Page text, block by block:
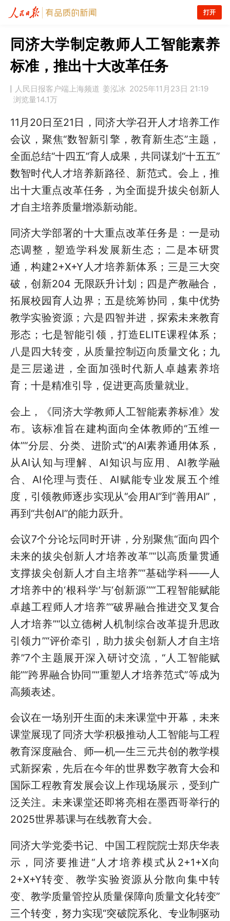
打开
同济大学制定教师人工智能素养
标准，推出十大改革任务
人民日报客户端上海频道 姜泓冰 2025年11月23日 21:19
浏览量14.1万
11月20日至21日，同济大学召开人才培养工作
会议，聚焦“数智新引擎，教育新生态”主题，
全面总结“十四五”育人成果，共同谋划“十五五”
数智时代人才培养新路径、新范式。会上，推
出十大重点改革任务，为全面提升拔尖创新人
才自主培养质量增添新动能。
同济大学部署的十大重点改革任务是：一是动
态调整，塑造学科发展新生态；二是本研贯
通，构建2+X+Y人才培养新体系；三是三大突
破，创新204 无限跃升计划；四是产教融合，
拓展校园育人边界；五是统筹协同，集中优势
教学实验资源；六是四智并进，探索未来教育
形态；七是智能引领，打造ELITE课程体系；
八是四大转变，从质量控制迈向质量文化；九
是三层递进，全面加强时代新人卓越素养培
育；十是精准引导，促进更高质量就业。
会上，《同济大学教师人工智能素养标准》发
布。该标准旨在建构面向全体教师的“五维一
体”“分层、分类、进阶式”的AI素养通用体系，
从AI认知与理解、AI知识与应用、AI教学融
合、AI伦理与责任、AI赋能专业发展五个维
度，引领教师逐步实现从“会用AI”到“善用AI”，
再到“共创AI”的能力跃升。
会议7个分论坛同时开讲，分别聚焦“面向四个
未来的拔尖创新人才培养改革”“以高质量贯通
支撑拔尖创新人才自主培养”“基础学科——人
才培养中的‘根科学’与‘创新源’”“工程智能赋能
卓越工程师人才培养”“破界融合推进交叉复合
人才培养”“以立德树人机制综合改革提升思政
引领力”“评价牵引，助力拔尖创新人才自主培
养”7个主题展开深入研讨交流，“人工智能赋
能”“跨界融合协同”“重塑人才培养范式”等成为
高频表述。
会议在一场别开生面的未来课堂中开幕，未来
课堂展现了同济大学积极推动人工智能与工程
教育深度融合、师—机—生三元共创的教学模
式新探索，先后在今年的世界数字教育大会和
国际工程教育发展会议上作现场展示，受到广
泛关注。未来课堂还即将亮相在墨西哥举行的
2025世界慕课与在线教育大会。
同济大学党委书记、中国工程院院士郑庆华表
示，同济要推进“人才培养模式从2+1+X向
2+X+Y转变、教学实验资源从分散向集中转
变、教学质量管控从质量保障向质量文化转变”
三个转变，努力实现“突破院系化、专业制驱动